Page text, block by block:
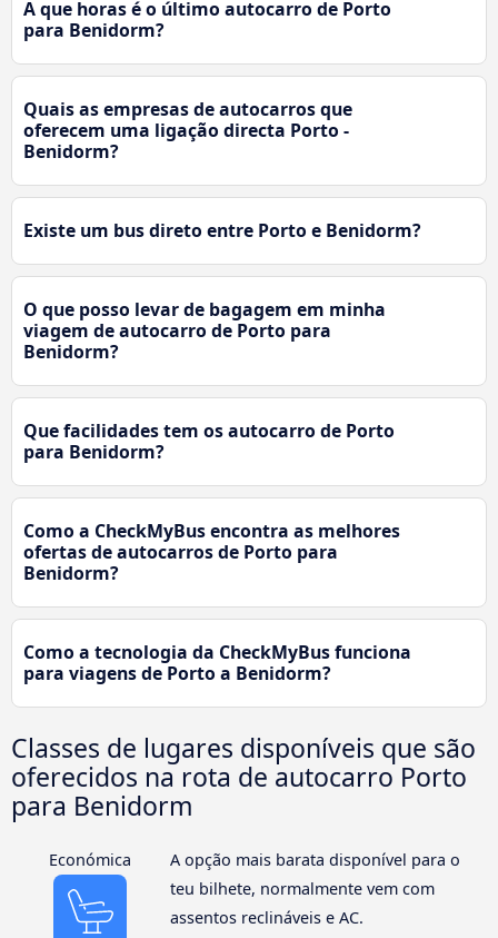
A que horas é o último autocarro de Porto
para Benidorm?
Quais as empresas de autocarros que
oferecem uma ligação directa Porto -
Benidorm?
Existe um bus direto entre Porto e Benidorm?
O que posso levar de bagagem em minha
viagem de autocarro de Porto para
Benidorm?
Que facilidades tem os autocarro de Porto
para Benidorm?
Como a CheckMyBus encontra as melhores
ofertas de autocarros de Porto para
Benidorm?
Como a tecnologia da CheckMyBus funciona
para viagens de Porto a Benidorm?
Classes de lugares disponíveis que são
oferecidos na rota de autocarro Porto
para Benidorm
Económica
A opção mais barata disponível para o
teu bilhete, normalmente vem com
assentos reclináveis e AC.